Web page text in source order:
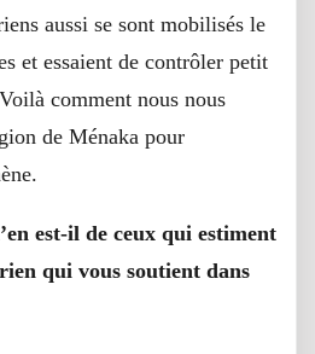
aussi se sont mobilisés le
et essaient de contrôler petit
comment nous nous
de Ménaka pour
est-il de ceux qui estiment
qui vous soutient dans